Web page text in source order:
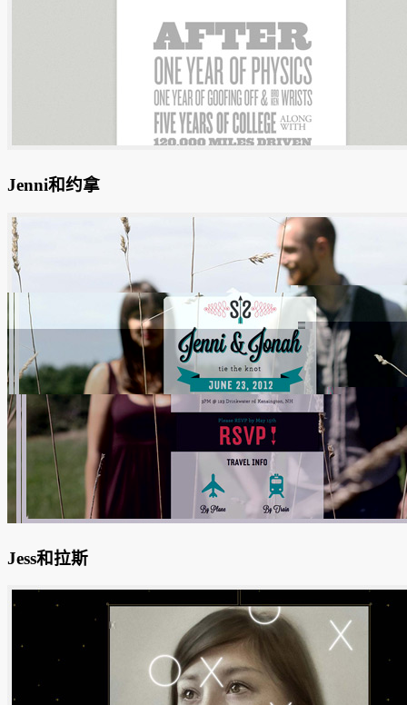
Jenni和约拿
Jess和拉斯